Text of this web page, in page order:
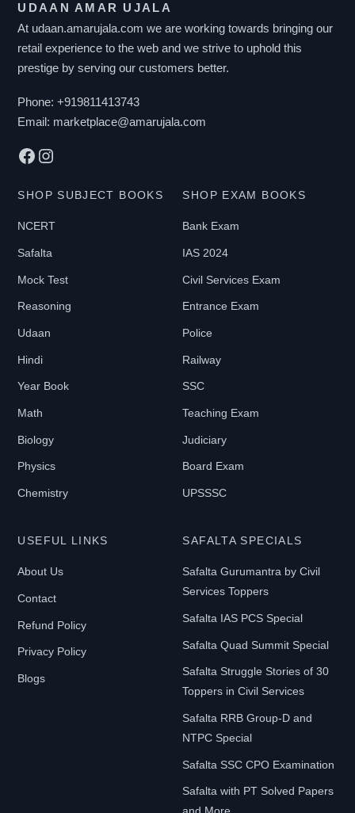
UDAAN AMAR UJALA
At udaan.amarujala.com we are working towards bringing our
retail experience to the web and we strive to uphold this
prestige by serving our customers better.
Phone:+919811413743
Email: marketplace@amarujala.com
Facebook
Instagram
SHOP SUBJECT BOOKS
NCERT
Safalta
Mock Test
Reasoning
Udaan
Hindi
Year Book
Math
Biology
Physics
Chemistry
SHOP EXAM BOOKS
Bank Exam
IAS 2024
Civil Services Exam
Entrance Exam
Police
Railway
SSC
Teaching Exam
Judiciary
Board Exam
UPSSSC
USEFUL LINKS
About Us
Contact
Refund Policy
Privacy Policy
Blogs
SAFALTA SPECIALS
Safalta Gurumantra by Civil
Services Toppers
Safalta IAS PCS Special
Safalta Quad Summit Special
Safalta Struggle Stories of 30
Toppers in Civil Services
Safalta RRB Group-D and
NTPC Special
Safalta SSC CPO Examination
Safalta with PT Solved Papers